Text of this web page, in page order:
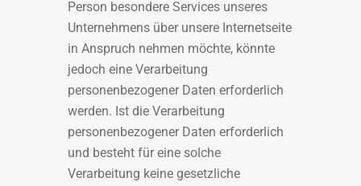
Person besondere Services unseres
Unternehmens über unsere Internetseite
in Anspruch nehmen möchte, könnte
jedoch eine Verarbeitung
personenbezogener Daten erforderlich
werden. Ist die Verarbeitung
personenbezogener Daten erforderlich
und besteht für eine solche
Verarbeitung keine gesetzliche